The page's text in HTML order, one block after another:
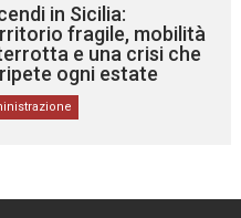
in Sicilia:
fragile, mobilità
e una crisi che
ogni estate